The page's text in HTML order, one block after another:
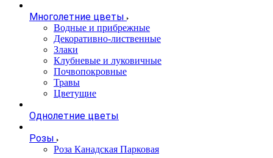
Многолетние цветы
Водные и прибрежные
Декоративно-лиственные
Злаки
Клубневые и луковичные
Почвопокровные
Травы
Цветущие
Однолетние цветы
Розы
Роза Канадская Парковая